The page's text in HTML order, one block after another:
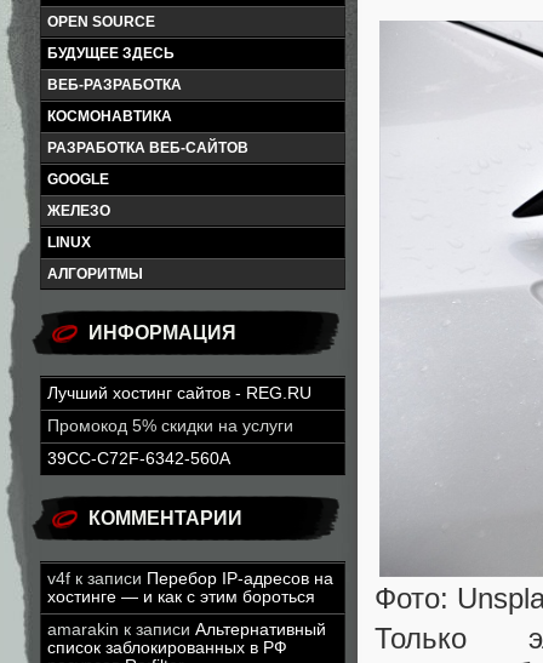
OPEN SOURCE
БУДУЩЕЕ ЗДЕСЬ
ВЕБ-РАЗРАБОТКА
КОСМОНАВТИКА
РАЗРАБОТКА ВЕБ-САЙТОВ
GOOGLE
ЖЕЛЕЗО
LINUX
АЛГОРИТМЫ
ИНФОРМАЦИЯ
Лучший хостинг сайтов - REG.RU
Промокод 5% скидки на услуги
39CC-C72F-6342-560A
КОММЕНТАРИИ
v4f к записи Перебор IP-адресов на
хостинге — и как с этим бороться
amarakin к записи Альтернативный
список заблокированных в РФ
Фото:
Только